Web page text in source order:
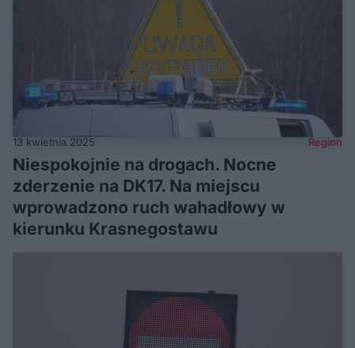
13 kwietnia 2025 Region
Niespokojnie na drogach. Nocne
zderzenie na DK17. Na miejscu
wprowadzono ruch wahadłowy w
kierunku Krasnegostawu